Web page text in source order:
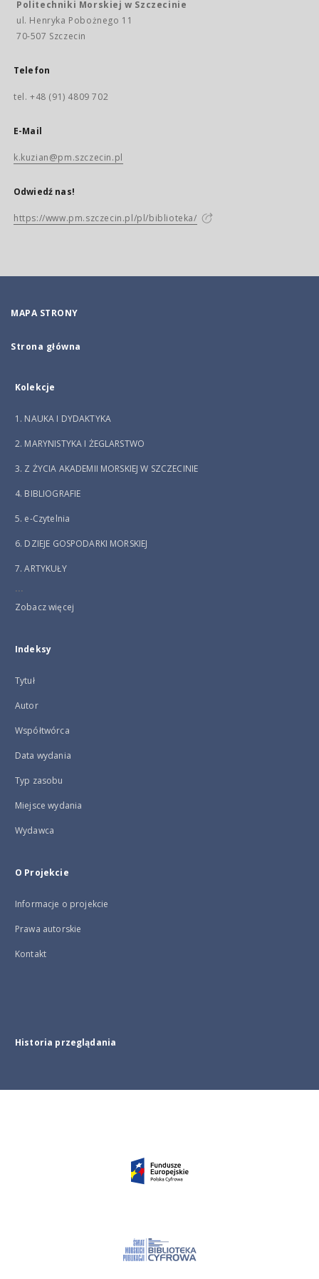
Politechniki Morskiej w Szczecinie
ul. Henryka Pobożnego 11
70-507 Szczecin
Telefon
tel. +48 (91) 4809 702
E-Mail
k.kuzian@pm.szczecin.pl
Odwiedź nas!
https://www.pm.szczecin.pl/pl/biblioteka/
MAPA STRONY
Strona główna
Kolekcje
1. NAUKA I DYDAKTYKA
2. MARYNISTYKA I ŻEGLARSTWO
3. Z ŻYCIA AKADEMII MORSKIEJ W SZCZECINIE
4. BIBLIOGRAFIE
5. e-Czytelnia
6. DZIEJE GOSPODARKI MORSKIEJ
7. ARTYKUŁY
...
Zobacz więcej
Indeksy
Tytuł
Autor
Współtwórca
Data wydania
Typ zasobu
Miejsce wydania
Wydawca
O Projekcie
Informacje o projekcie
Prawa autorskie
Kontakt
Historia przeglądania